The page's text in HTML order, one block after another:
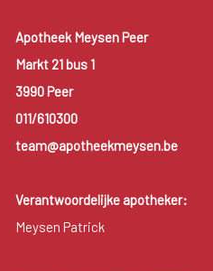
Apotheek Meysen Peer
Markt 21 bus 1
3990 Peer
011/610300
team@apotheekmeysen.be
Verantwoordelijke apotheker:
Meysen Patrick